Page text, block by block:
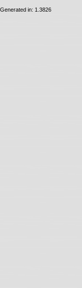
Generated in: 1.3826